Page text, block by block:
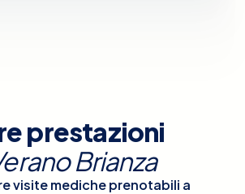
prestazioni
Brianza
visite mediche prenotabili a